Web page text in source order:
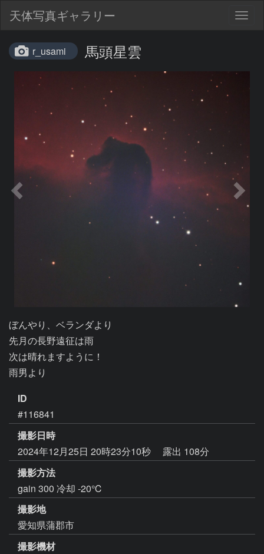
天体写真ギャラリー
r_usami 馬頭星雲
ぼんやり、ベランダより
先月の長野遠征は雨
次は晴れますように！
雨男より
ID
#116841
撮影日時
2024年12月25日 20時23分10秒
露出 108分
撮影方法
gain 300 冷却 -20℃
撮影地
愛知県蒲郡市
撮影機材